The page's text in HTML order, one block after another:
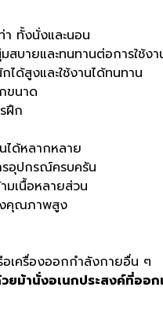
ทั้งนั่งและนอน
บายและทนทานต่อการใช้งา
ด้สูงและใช้งานได้ทนทาน
ขนาด
ฝึก
ได้หลากหลาย
อุปกรณ์ครบครัน
มเนื้อหลายส่วน
งคุณภาพสูง
อเครื่องออกกำลังกายอื่น ๆ
ยม้านั่งอเนกประสงค์ที่